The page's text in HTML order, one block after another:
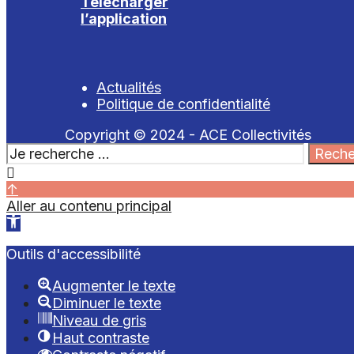
l’application
Actualités
Politique de confidentialité
Copyright © 2024 - ACE Collectivités
Search
for:
Search
Window
↑
Aller au contenu principal
Ouvrir
barre
Outils d'accessibilité
Augmenter le texte
Diminuer le texte
Niveau de gris
Haut contraste